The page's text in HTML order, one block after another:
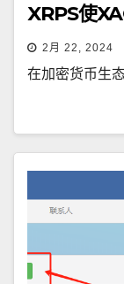
XRPS使
2月 22, 2024
在加密货币生